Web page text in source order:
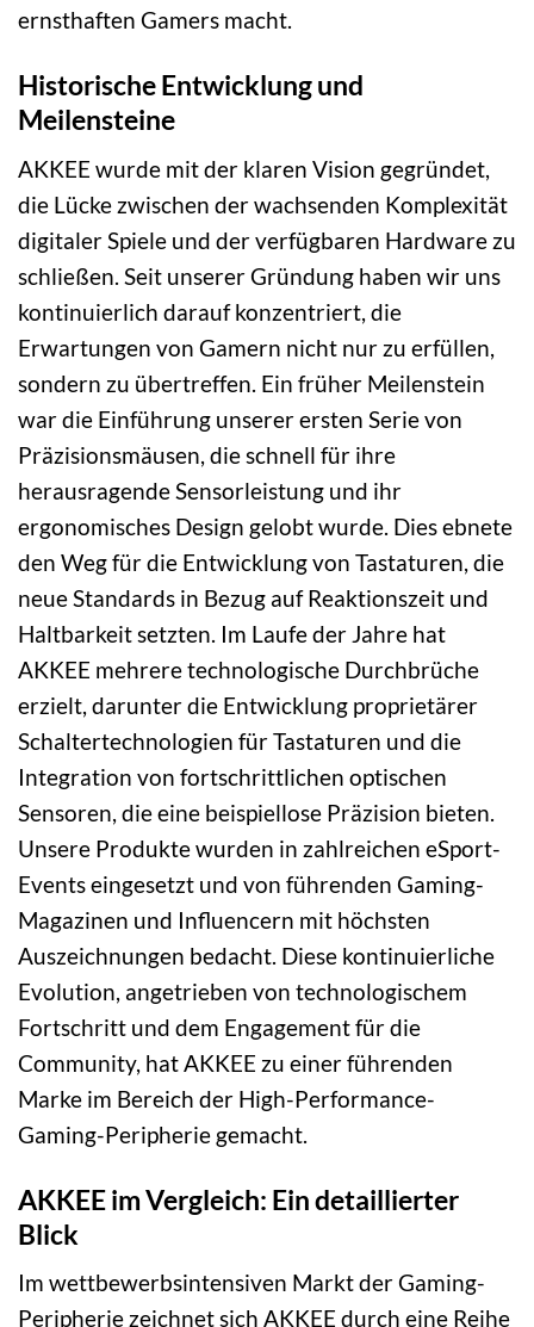
ernsthaften Gamers macht.
Historische Entwicklung und
Meilensteine
AKKEE wurde mit der klaren Vision gegründet,
die Lücke zwischen der wachsenden Komplexität
digitaler Spiele und der verfügbaren Hardware zu
schließen. Seit unserer Gründung haben wir uns
kontinuierlich darauf konzentriert, die
Erwartungen von Gamern nicht nur zu erfüllen,
sondern zu übertreffen. Ein früher Meilenstein
war die Einführung unserer ersten Serie von
Präzisionsmäusen, die schnell für ihre
herausragende Sensorleistung und ihr
ergonomisches Design gelobt wurde. Dies ebnete
den Weg für die Entwicklung von Tastaturen, die
neue Standards in Bezug auf Reaktionszeit und
Haltbarkeit setzten. Im Laufe der Jahre hat
AKKEE mehrere technologische Durchbrüche
erzielt, darunter die Entwicklung proprietärer
Schaltertechnologien für Tastaturen und die
Integration von fortschrittlichen optischen
Sensoren, die eine beispiellose Präzision bieten.
Unsere Produkte wurden in zahlreichen eSport-
Events eingesetzt und von führenden Gaming-
Magazinen und Influencern mit höchsten
Auszeichnungen bedacht. Diese kontinuierliche
Evolution, angetrieben von technologischem
Fortschritt und dem Engagement für die
Community, hat AKKEE zu einer führenden
Marke im Bereich der High-Performance-
Gaming-Peripherie gemacht.
AKKEE im Vergleich: Ein detaillierter
Blick
Im wettbewerbsintensiven Markt der Gaming-
Peripherie zeichnet sich AKKEE durch eine Reihe